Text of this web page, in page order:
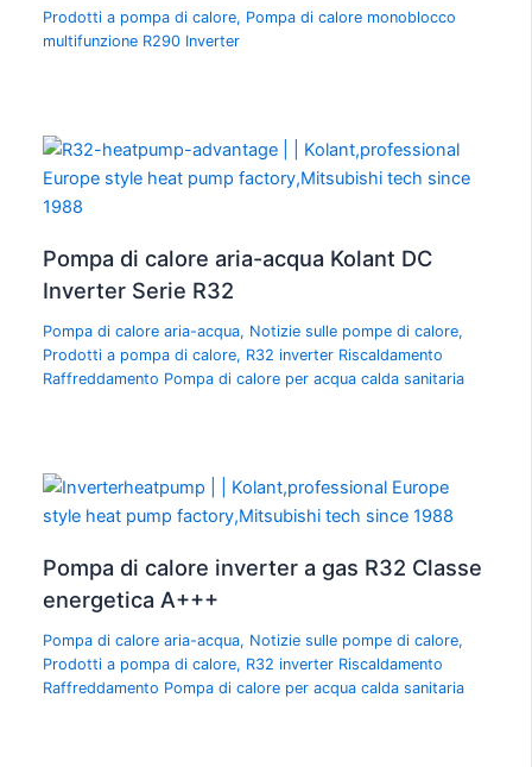
Prodotti a pompa di calore, Pompa di calore monoblocco
multifunzione R290 Inverter
Pompa di calore aria-acqua Kolant DC
Inverter Serie R32
Pompa di calore aria-acqua, Notizie sulle pompe di calore,
Prodotti a pompa di calore, R32 inverter Riscaldamento
Raffreddamento Pompa di calore per acqua calda sanitaria
Pompa di calore inverter a gas R32 Classe
energetica A+++
Pompa di calore aria-acqua, Notizie sulle pompe di calore,
Prodotti a pompa di calore, R32 inverter Riscaldamento
Raffreddamento Pompa di calore per acqua calda sanitaria